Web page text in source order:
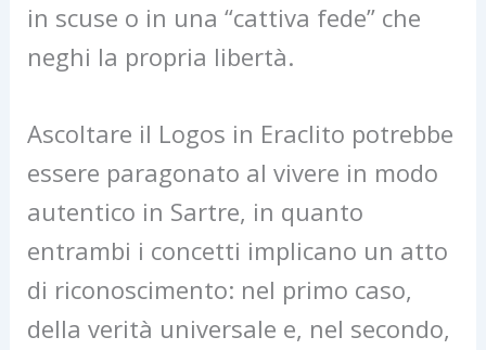
in scuse o in una “cattiva fede” che
neghi la propria libertà.
Ascoltare il Logos in Eraclito potrebbe
essere paragonato al vivere in modo
autentico in Sartre, in quanto
entrambi i concetti implicano un atto
di riconoscimento: nel primo caso,
della verità universale e, nel secondo,